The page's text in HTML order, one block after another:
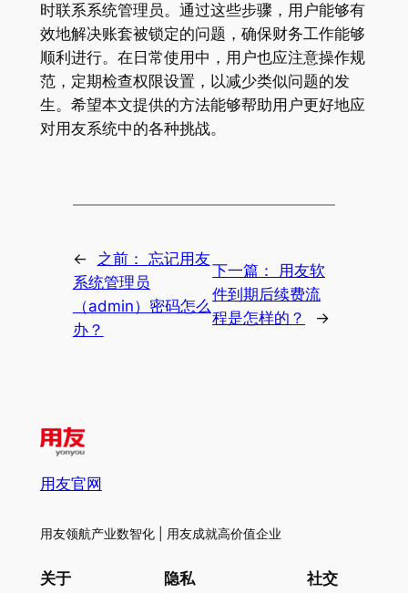
时联系系统管理员。通过这些步骤，用户能够有
效地解决账套被锁定的问题，确保财务工作能够
顺利进行。在日常使用中，用户也应注意操作规
范，定期检查权限设置，以减少类似问题的发
生。希望本文提供的方法能够帮助用户更好地应
对用友系统中的各种挑战。
← 之前： 忘记用友
系统管理员
（admin）密码怎么
办？
下一篇：
用友软
件到期后续费流
程是怎样的？
→
用友官网
用友领航产业数智化 | 用友成就高价值企业
关于 隐私 社交